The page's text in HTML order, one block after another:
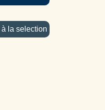
Ajouter à la selection